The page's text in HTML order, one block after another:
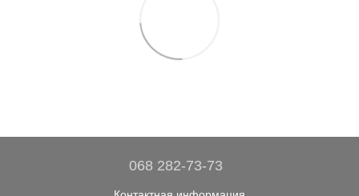
068 282-73-73